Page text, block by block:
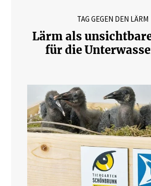
TAG GEGEN DEN LÄRM
Lärm als
für die